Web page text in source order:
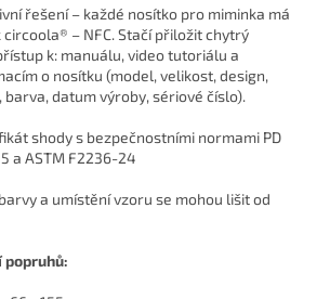
řešení – každé nosítko pro miminka má
– NFC. Stačí přiložit chytrý
k: manuálu, video tutoriálu a
o nosítku (model, velikost, design,
datum výroby, sériové číslo).
shody s bezpečnostními normami PD
a ASTM F2236-24
a umístění vzoru se mohou lišit od
popruhů: